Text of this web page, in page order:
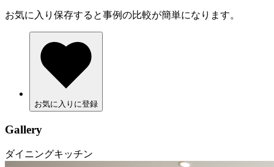
お気に入り保存すると事例の比較が簡単になります。
お気に入りに登録
Gallery
ダイニングキッチン